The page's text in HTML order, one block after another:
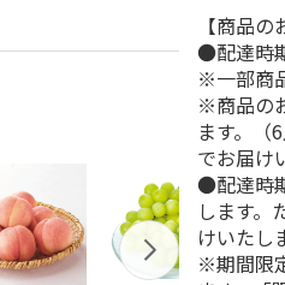
【商品の
●配達時
※一部商
※商品の
ます。（
でお届け
●配達時
します。
けいたし
※期間限